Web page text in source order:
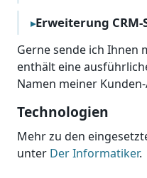
Erweiterung
Gerne sende ich Ihnen
enthält eine
Namen meiner
Technologien
Mehr zu den
unter Der Informatiker.